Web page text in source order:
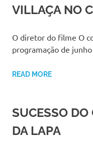
VILLAÇA NO
O diretor do filme O
programação de
READ MORE
SUCESSO
DA LAPA